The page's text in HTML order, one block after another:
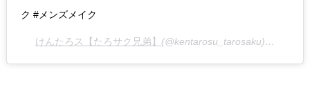
ク #メンズメイク
けんたろス【たろサク兄弟】 (@kentarosu_tarosaku)がシェアした投稿 –